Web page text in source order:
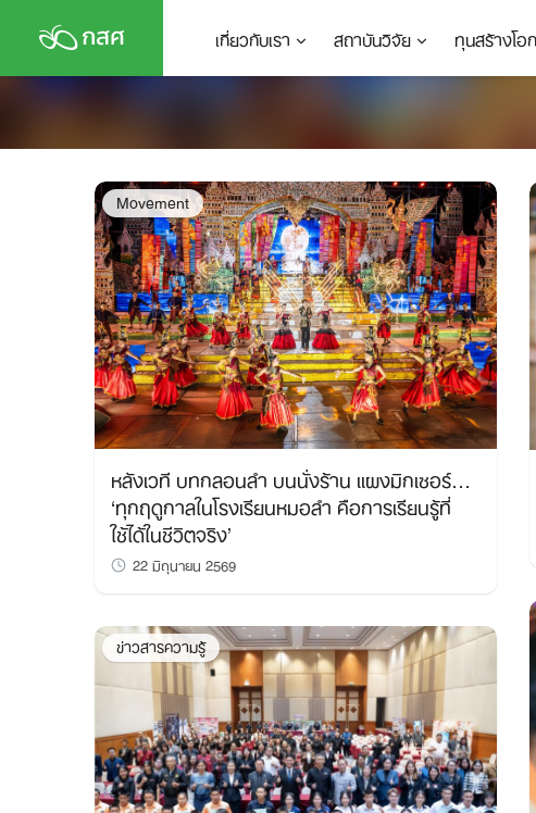
content
เกี่ยวกับเรา สถาบันวิจัย ทุนสร้างโอ
Movement
หลังเวที บทกลอนลำ บนนั่งร้าน แผงมิกเซอร์…
‘ทุกฤดูกาลในโรงเรียนหมอลำ คือการเรียนรู้ที่
ใช้ได้ในชีวิตจริง’
22 มิถุนายน 2569
ข่าวสารความรู้